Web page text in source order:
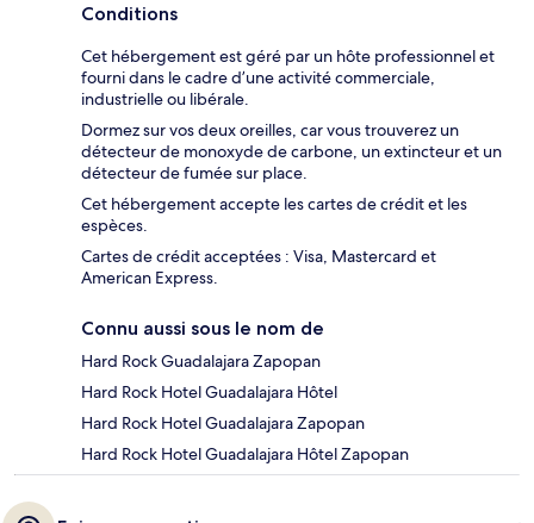
Conditions
Cet hébergement est géré par un hôte professionnel et
fourni dans le cadre d’une activité commerciale,
industrielle ou libérale.
Dormez sur vos deux oreilles, car vous trouverez un
détecteur de monoxyde de carbone, un extincteur et un
détecteur de fumée sur place.
Cet hébergement accepte les cartes de crédit et les
espèces.
Cartes de crédit acceptées : Visa, Mastercard et
American Express.
Connu aussi sous le nom de
Hard Rock Guadalajara Zapopan
Hard Rock Hotel Guadalajara Hôtel
Hard Rock Hotel Guadalajara Zapopan
Hard Rock Hotel Guadalajara Hôtel Zapopan